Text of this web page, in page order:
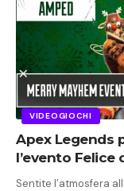
VIDEOGIOCHI
Apex Legends
l’evento Felice
Sentite l’atmosfera